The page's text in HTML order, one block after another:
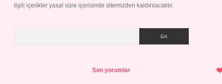
ilgili içerikler yasal süre içerisinde sitemizden kaldırılacaktır.
Son yorumlar